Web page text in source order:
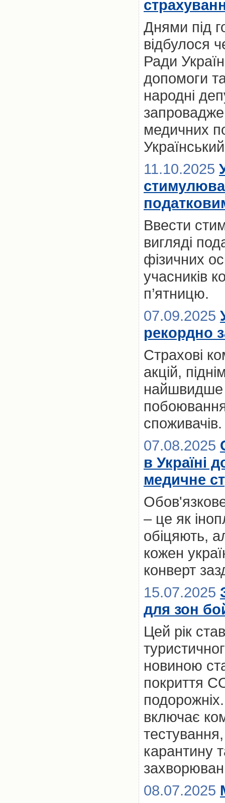
Днями під
відбулося
Ради
допомоги
народні
медичних
11.10.2025
Ввести
вигляді
фізичних
учасників
п’ятницю.
07.09.2025
рекордно
Страхові
акцій,
найшвидше
споживачів.
07.08.2025
в Україні
медичне
– це як
обіцяють,
кожен
конверт
15.07.2025
для зон
Цей рік
новиною
покриття
включає
карантину
08.07.2025